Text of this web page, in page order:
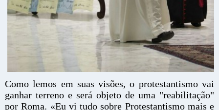
Como lemos em suas visões, o protestantismo vai
ganhar terreno e será objeto de uma "reabilitação"
por Roma. «Eu vi tudo sobre Protestantismo mais e